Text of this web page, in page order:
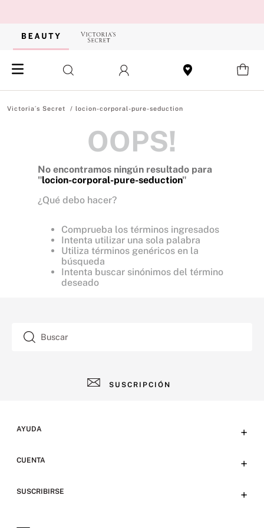
locion-corporal-pure-seduction
OOPS!
No encontramos ningún resultado para
"locion-corporal-pure-seduction"
¿Qué debo hacer?
Comprueba los términos ingresados
Intenta utilizar una sola palabra
Utiliza términos genéricos en la
búsqueda
Intenta buscar sinónimos del término
deseado
Buscar
SUSCRIPCIÓN
AYUDA +
Preguntas frecuentes
CUENTA +
SUSCRIBIRSE +